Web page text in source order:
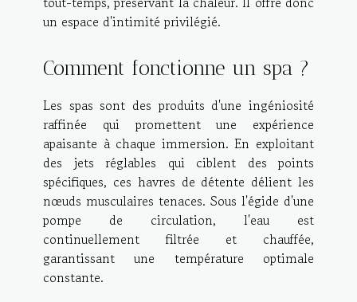
un espace d'intimité privilégié.
Comment fonctionne un spa ?
Les spas sont des produits d'une ingéniosité
raffinée qui promettent une expérience
apaisante à chaque immersion. En exploitant
des jets réglables qui ciblent des points
spécifiques, ces havres de détente délient les
nœuds musculaires tenaces. Sous l'égide d'une
pompe de circulation, l'eau est
continuellement filtrée et chauffée,
garantissant une température optimale
constante.